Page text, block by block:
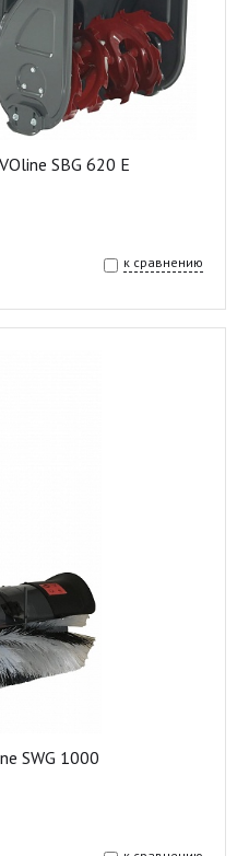
SBG 620 E
к сравнению
SWG 1000